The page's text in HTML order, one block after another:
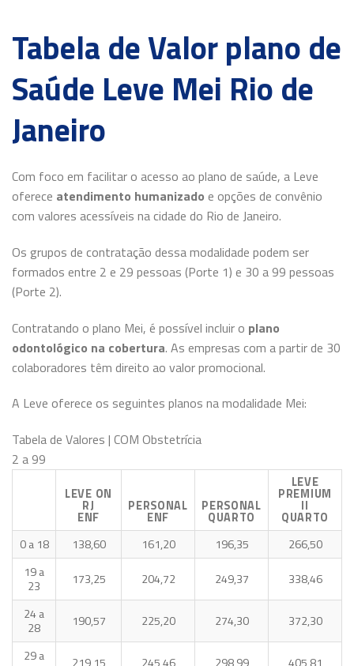
Tabela de Valor plano de
Saúde Leve Mei Rio de
Janeiro
Com foco em facilitar o acesso ao plano de saúde, a Leve
oferece atendimento humanizado e opções de convênio
com valores acessíveis na cidade do Rio de Janeiro.
Os grupos de contratação dessa modalidade podem ser
formados entre 2 e 29 pessoas (Porte 1) e 30 a 99 pessoas
(Porte 2).
Contratando o plano Mei, é possível incluir o plano
odontológico na cobertura. As empresas com a partir de 30
colaboradores têm direito ao valor promocional.
A Leve oferece os seguintes planos na modalidade Mei:
Tabela de Valores | COM Obstetrícia
2 a 99
LEVE ON
RJ
ENF
PERSONAL
ENF
PERSONAL
QUARTO
LEVE
PREMIUM
II
QUARTO
0 a 18
138,60 161,20 196,35
266,50
19 a
23
173,25 204,72 249,37
338,46
24 a
28
190,57 225,20 274,30
372,30
29 a